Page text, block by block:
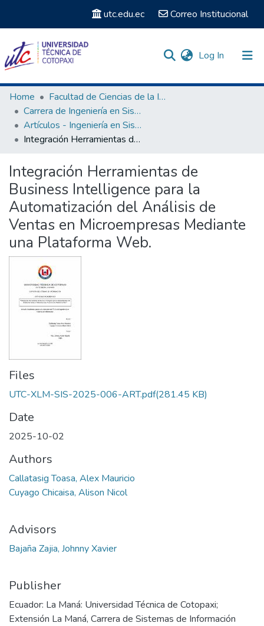
utc.edu.ec Correo Institucional
Log In (current)
Communities & Collections
Search
Statistics
Home
Facultad de Ciencias de la Ingeniería y Aplicadas
Carrera de Ingeniería en Sistemas de Información
Artículos - Ingeniería en Sistemas de Información
Integración Herramientas de Business Intelligence para la Automatización del Análisis de Ventas en Microempresas Mediante una Plataforma Web.
Integración Herramientas de
Business Intelligence para la
Automatización del Análisis de
Ventas en Microempresas Mediante
una Plataforma Web.
Files
UTC-XLM-SIS-2025-006-ART.pdf(281.45 KB)
Date
2025-10-02
Authors
Callatasig Toasa, Alex Mauricio
Cuyago Chicaisa, Alison Nicol
Advisors
Bajaña Zajia, Johnny Xavier
Publisher
Ecuador: La Maná: Universidad Técnica de Cotopaxi;
Extensión La Maná, Carrera de Sistemas de Información